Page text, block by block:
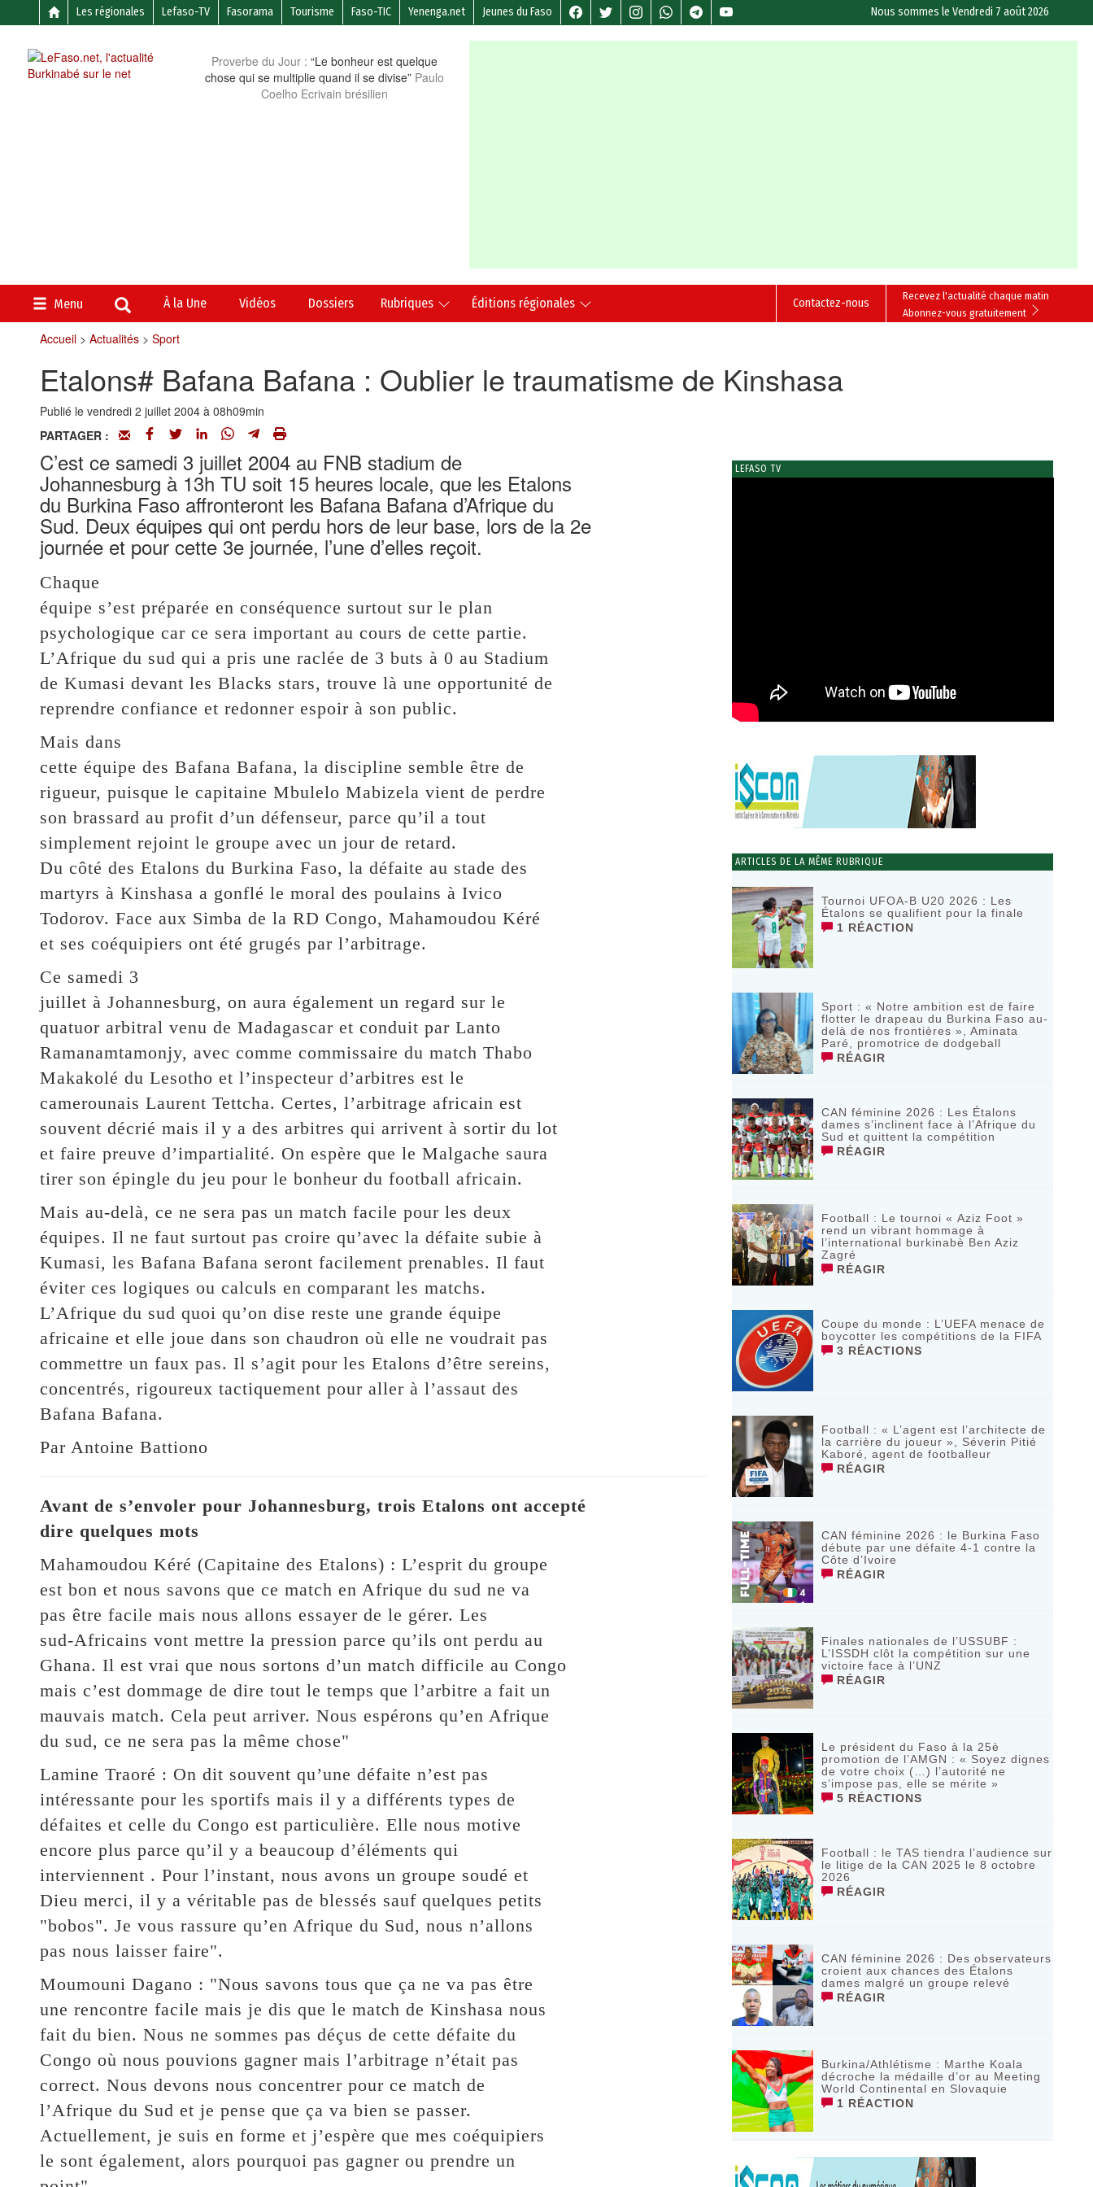
Les régionales Lefaso-TV Fasorama Tourisme Faso-TIC Yenenga.net Jeunes du Faso Nous sommes leVendredi 7 août 2026
Proverbe du Jour : “Le bonheur est quelque
chose qui se multiplie quand il se divise” Paulo
Coelho Ecrivain brésilien
Menu À la Une Vidéos Dossiers Rubriques Éditions régionales
Recevez l'actualité chaque matin
Abonnez-vous gratuitement
Contactez-nous
Accueil> Actualités> Sport
Etalons# Bafana Bafana : Oublier le traumatisme de Kinshasa
Publié le vendredi 2 juillet 2004 à 08h09min
PARTAGER :
C’est ce samedi 3 juillet 2004 au FNB stadium de
Johannesburg à 13h TU soit 15 heures locale, que les Etalons
du Burkina Faso affronteront les Bafana Bafana d’Afrique du
Sud. Deux équipes qui ont perdu hors de leur base, lors de la 2e
journée et pour cette 3e journée, l’une d’elles reçoit.
Chaque
équipe s’est préparée en conséquence surtout sur le plan
psychologique car ce sera important au cours de cette partie.
L’Afrique du sud qui a pris une raclée de 3 buts à 0 au Stadium
de Kumasi devant les Blacks stars, trouve là une opportunité de
reprendre confiance et redonner espoir à son public.
Mais dans
cette équipe des Bafana Bafana, la discipline semble être de
rigueur, puisque le capitaine Mbulelo Mabizela vient de perdre
son brassard au profit d’un défenseur, parce qu’il a tout
simplement rejoint le groupe avec un jour de retard.
Du côté des Etalons du Burkina Faso, la défaite au stade des
martyrs à Kinshasa a gonflé le moral des poulains à Ivico
Todorov. Face aux Simba de la RD Congo, Mahamoudou Kéré
et ses coéquipiers ont été grugés par l’arbitrage.
Ce samedi 3
juillet à Johannesburg, on aura également un regard sur le
quatuor arbitral venu de Madagascar et conduit par Lanto
Ramanamtamonjy, avec comme commissaire du match Thabo
Makakolé du Lesotho et l’inspecteur d’arbitres est le
camerounais Laurent Tettcha. Certes, l’arbitrage africain est
souvent décrié mais il y a des arbitres qui arrivent à sortir du lot
et faire preuve d’impartialité. On espère que le Malgache saura
tirer son épingle du jeu pour le bonheur du football africain.
Mais au-delà, ce ne sera pas un match facile pour les deux
équipes. Il ne faut surtout pas croire qu’avec la défaite subie à
Kumasi, les Bafana Bafana seront facilement prenables. Il faut
éviter ces logiques ou calculs en comparant les matchs.
L’Afrique du sud quoi qu’on dise reste une grande équipe
africaine et elle joue dans son chaudron où elle ne voudrait pas
commettre un faux pas. Il s’agit pour les Etalons d’être sereins,
concentrés, rigoureux tactiquement pour aller à l’assaut des
Bafana Bafana.
Par Antoine Battiono
Avant de s’envoler pour Johannesburg, trois Etalons ont accepté
dire quelques mots
Mahamoudou Kéré (Capitaine des Etalons) : L’esprit du groupe
est bon et nous savons que ce match en Afrique du sud ne va
pas être facile mais nous allons essayer de le gérer. Les
sud-Africains vont mettre la pression parce qu’ils ont perdu au
Ghana. Il est vrai que nous sortons d’un match difficile au Congo
mais c’est dommage de dire tout le temps que l’arbitre a fait un
mauvais match. Cela peut arriver. Nous espérons qu’en Afrique
du sud, ce ne sera pas la même chose"
Lamine Traoré : On dit souvent qu’une défaite n’est pas
intéressante pour les sportifs mais il y a différents types de
défaites et celle du Congo est particulière. Elle nous motive
encore plus parce qu’il y a beaucoup d’éléments qui
interviennent . Pour l’instant, nous avons un groupe soudé et
Dieu merci, il y a véritable pas de blessés sauf quelques petits
"bobos". Je vous rassure qu’en Afrique du Sud, nous n’allons
pas nous laisser faire".
Moumouni Dagano : "Nous savons tous que ça ne va pas être
une rencontre facile mais je dis que le match de Kinshasa nous
fait du bien. Nous ne sommes pas déçus de cette défaite du
Congo où nous pouvions gagner mais l’arbitrage n’était pas
correct. Nous devons nous concentrer pour ce match de
l’Afrique du Sud et je pense que ça va bien se passer.
Actuellement, je suis en forme et j’espère que mes coéquipiers
le sont également, alors pourquoi pas gagner ou prendre un
LEFASO TV
ARTICLES DE LA MÊME RUBRIQUE
Tournoi UFOA-B U20 2026 : Les
Étalons se qualifient pour la finale
1 RÉACTION
Sport : « Notre ambition est de faire
flotter le drapeau du Burkina Faso au-
delà de nos frontières », Aminata
Paré, promotrice de dodgeball
RÉAGIR
CAN féminine 2026 : Les Étalons
dames s’inclinent face à l’Afrique du
Sud et quittent la compétition
RÉAGIR
Football : Le tournoi « Aziz Foot »
rend un vibrant hommage à
l’international burkinabè Ben Aziz
Zagré
RÉAGIR
Coupe du monde : L’UEFA menace de
boycotter les compétitions de la FIFA
3 RÉACTIONS
Football : « L’agent est l’architecte de
la carrière du joueur », Séverin Pitié
Kaboré, agent de footballeur
RÉAGIR
CAN féminine 2026 : le Burkina Faso
débute par une défaite 4-1 contre la
Côte d’Ivoire
RÉAGIR
Finales nationales de l’USSUBF :
L’ISSDH clôt la compétition sur une
victoire face à l’UNZ
RÉAGIR
Le président du Faso à la 25è
promotion de l’AMGN : « Soyez dignes
de votre choix (…) l’autorité ne
s’impose pas, elle se mérite »
5 RÉACTIONS
Football : le TAS tiendra l’audience sur
le litige de la CAN 2025 le 8 octobre
2026
RÉAGIR
CAN féminine 2026 : Des observateurs
croient aux chances des Étalons
dames malgré un groupe relevé
RÉAGIR
Burkina/Athlétisme : Marthe Koala
décroche la médaille d’or au Meeting
World Continental en Slovaquie ‎
1 RÉACTION